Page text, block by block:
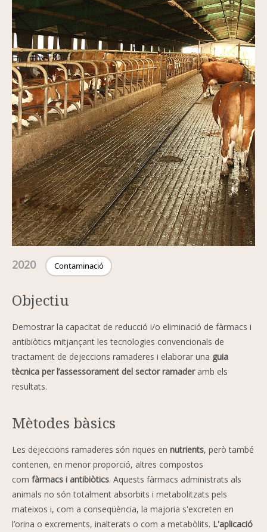
2020 Contaminació
Objectiu
Demostrar la capacitat de reducció i/o eliminació de fàrmacs i
antibiòtics mitjançant les tecnologies convencionals de
tractament de dejeccions ramaderes i elaborar una guia
tècnica per l’assessorament del sector ramader amb els
resultats.
Mètodes bàsics
Les dejeccions ramaderes són riques en nutrients, però també
contenen, en menor proporció, altres compostos
com fàrmacs i antibiòtics. Aquests fàrmacs administrats als
animals no són totalment absorbits i metabolitzats pels
mateixos i, com a conseqüència, la majoria s'excreten en
l’orina o excrements, inalterats o com a metabòlits. L'aplicació